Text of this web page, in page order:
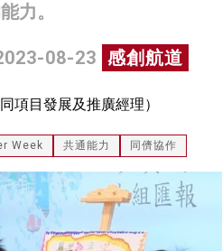
力。
08-23 感創航道
項目發展及推廣經理）
Week 共通能力 同儕協作